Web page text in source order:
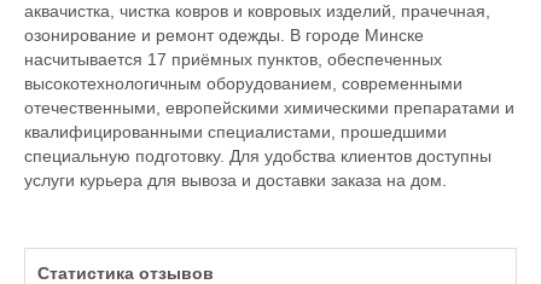
аквачистка, чистка ковров и ковровых изделий, прачечная,
озонирование и ремонт одежды. В городе Минске
насчитывается 17 приёмных пунктов, обеспеченных
высокотехнологичным оборудованием, современными
отечественными, европейскими химическими препаратами и
квалифицированными специалистами, прошедшими
специальную подготовку. Для удобства клиентов доступны
услуги курьера для вывоза и доставки заказа на дом.
Статистика отзывов